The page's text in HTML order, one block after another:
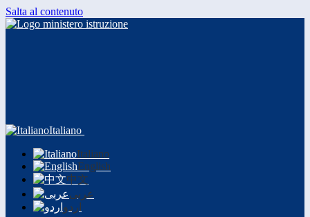
Salta al contenuto
Italiano
Italiano
English
中文
عربى
اردو